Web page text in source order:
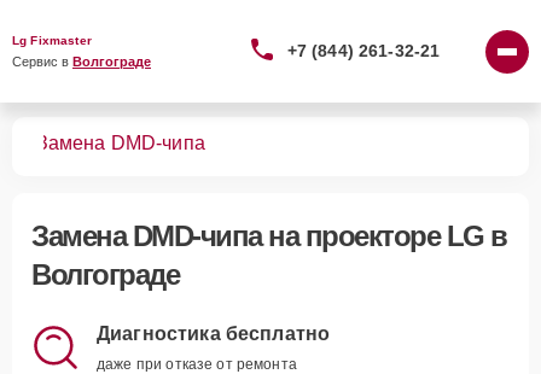
Lg Fixmaster
Сервис в Волгограде
+7 (844) 261-32-21
Замена DMD-чипа
Замена DMD-чипана проекторе LG в
Волгограде
Диагностика бесплатно
даже при отказе от ремонта